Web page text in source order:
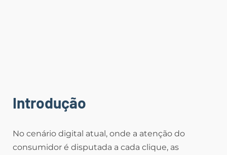
Introdução
No cenário digital atual, onde a atenção do
consumidor é disputada a cada clique, as